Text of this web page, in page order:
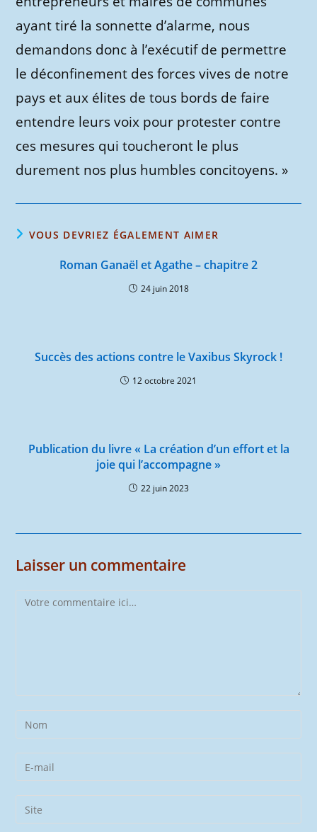
ayant tiré la sonnette d’alarme, nous
demandons donc à l’exécutif de permettre
le déconfinement des forces vives de notre
pays et aux élites de tous bords de faire
entendre leurs voix pour protester contre
ces mesures qui toucheront le plus
durement nos plus humbles concitoyens. »
VOUS DEVRIEZ ÉGALEMENT AIMER
Roman Ganaël et Agathe – chapitre 2
24 juin 2018
Succès des actions contre le Vaxibus Skyrock !
12 octobre 2021
Publication du livre « La création d’un effort et la
joie qui l’accompagne »
22 juin 2023
Laisser un commentaire
Comment
Enter
your
name
comment
Enter
your
email
address
Saisir
l’URL